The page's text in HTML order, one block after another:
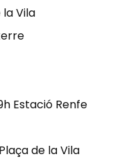
la Vila
Estació Renfe
de la Vila